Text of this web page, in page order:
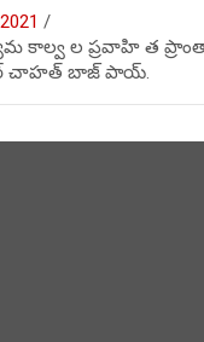
2021
కాల్వ ల ప్రవాహి త
చాహత్ బాజ్ పాయ్.